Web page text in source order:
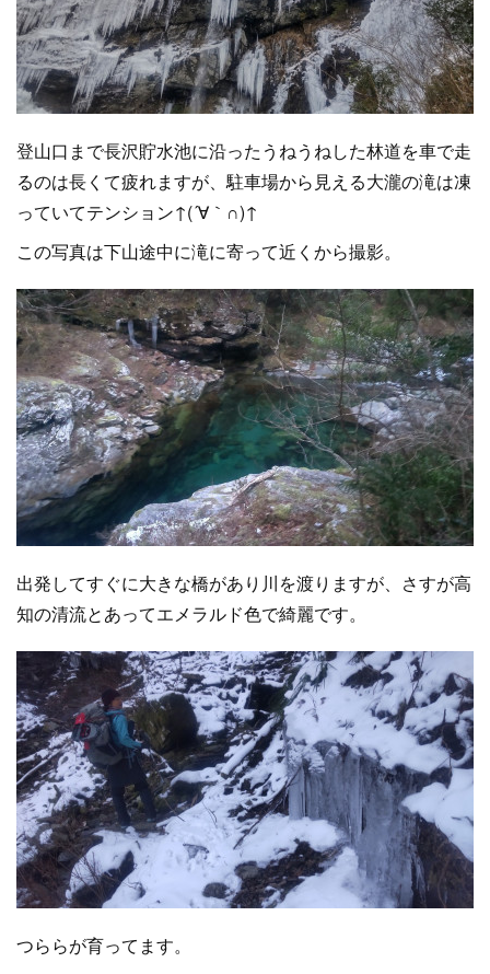
登山口まで長沢貯水池に沿ったうねうねした林道を車で走
るのは長くて疲れますが、駐車場から見える大瀧の滝は凍
っていてテンション↑(´∀｀∩)↑
この写真は下山途中に滝に寄って近くから撮影。
出発してすぐに大きな橋があり川を渡りますが、さすが高
知の清流とあってエメラルド色で綺麗です。
つららが育ってます。